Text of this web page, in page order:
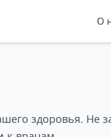
О
здоровья. Не